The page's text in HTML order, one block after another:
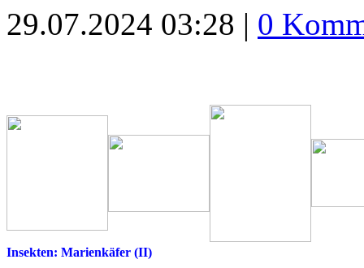
29.07.2024 03:28 | 0
Insekten: Marienkäfer (II)